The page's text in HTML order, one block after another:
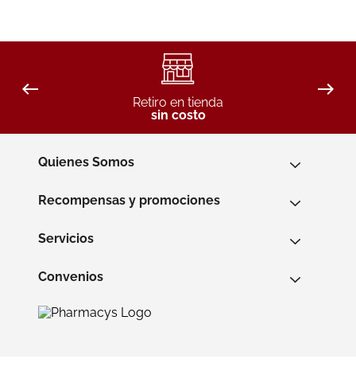
Retiro en tienda
sin costo
Quienes Somos
Recompensas y promociones
Servicios
Convenios